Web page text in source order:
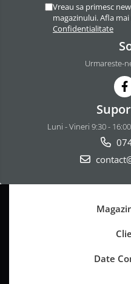
Vreau sa primesc
magazinului. Afla
Confidentialitate
Urmareste-
Luni - Vineri 9:30 -
Date